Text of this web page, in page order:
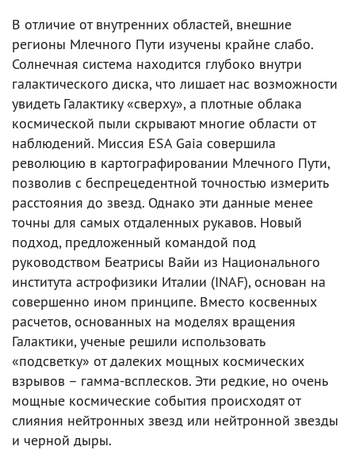
В отличие от внутренних областей, внешние
регионы Млечного Пути изучены крайне слабо.
Солнечная система находится глубоко внутри
галактического диска, что лишает нас возможности
увидеть Галактику «сверху», а плотные облака
космической пыли скрывают многие области от
наблюдений. Миссия ESA Gaia совершила
революцию в картографировании Млечного Пути,
позволив с беспрецедентной точностью измерить
расстояния до звезд. Однако эти данные менее
точны для самых отдаленных рукавов. Новый
подход, предложенный командой под
руководством Беатрисы Вайи из Национального
института астрофизики Италии (INAF), основан на
совершенно ином принципе. Вместо косвенных
расчетов, основанных на моделях вращения
Галактики, ученые решили использовать
«подсветку» от далеких мощных космических
взрывов – гамма-всплесков. Эти редкие, но очень
мощные космические события происходят от
слияния нейтронных звезд или нейтронной звезды
и черной дыры.